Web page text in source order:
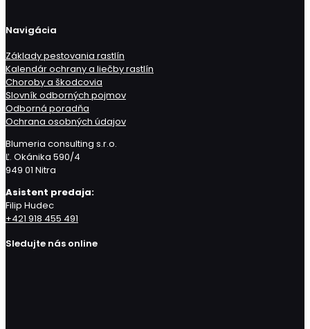
Navigácia
Základy pestovania rastlín
Kalendár ochrany a liečby rastlín
Choroby a škodcovia
Slovník odborných pojmov
Odborná poradňa
Ochrana osobných údajov
Blumeria consulting s.r.o.
Ľ. Okánika 590/4
949 01 Nitra
Asistent predaja:
Filip Hudec
+421 918 455 491
Sledujte nás online